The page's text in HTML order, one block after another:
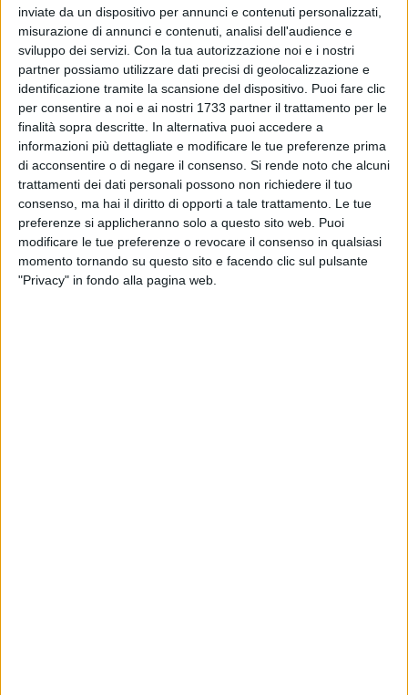
inviate da un dispositivo per annunci e contenuti personalizzati,
misurazione di annunci e contenuti, analisi dell'audience e
sviluppo dei servizi. Con la tua autorizzazione noi e i nostri
partner possiamo utilizzare dati precisi di geolocalizzazione e
identificazione tramite la scansione del dispositivo. Puoi fare clic
per consentire a noi e ai nostri 1733 partner il trattamento per le
finalità sopra descritte. In alternativa puoi accedere a
informazioni più dettagliate e modificare le tue preferenze prima
di acconsentire o di negare il consenso. Si rende noto che alcuni
trattamenti dei dati personali possono non richiedere il tuo
consenso, ma hai il diritto di opporti a tale trattamento. Le tue
preferenze si applicheranno solo a questo sito web. Puoi
modificare le tue preferenze o revocare il consenso in qualsiasi
momento tornando su questo sito e facendo clic sul pulsante
"Privacy" in fondo alla pagina web.
485
A cura di
GIOVANNA ALBO
Michelle Moretti e Manuel Petruzzelli sabato 6 maggio, ad
Atene, si sono aggiudicati il primo posto assoluto all' "Attica
Open", la competizione internazionale dedicata al ballo
latino americano.
Si sono esibiti nelle categorie di "open balli latin" e "adult
open balli ", conquistando il podio in entrambe le